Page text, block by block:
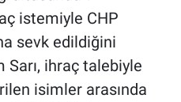
istemiyle CHP
sevk edildiğini
Sarı, ihraç talebiyle
isimler arasında